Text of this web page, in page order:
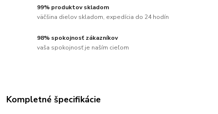
99% produktov skladom
väčšina dielov skladom, expedícia do 24 hodín
98% spokojnosť zákazníkov
vaša spokojnosť je naším cieľom
Kompletné špecifikácie